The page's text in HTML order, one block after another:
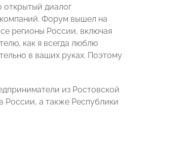
открытый диалог
Форум вышел на
регионы России, включая
как я всегда люблю
в ваших руках. Поэтому
из Ростовской
России, а также Республики